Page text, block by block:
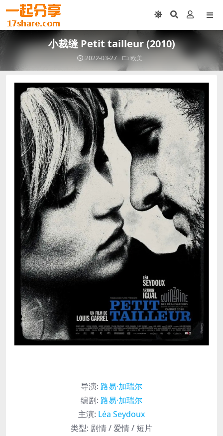
小裁缝 Petit tailleur (2010)
2022-03-27 欧美
导演: 路易·加瑞尔
编剧: 路易·加瑞尔
主演: Léa Seydoux
类型: 剧情 / 爱情 / 短片